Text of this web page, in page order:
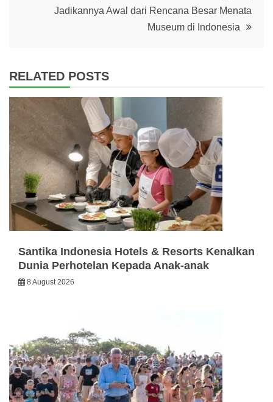
Jadikannya Awal dari Rencana Besar Menata
Museum di Indonesia
RELATED POSTS
Santika Indonesia Hotels & Resorts Kenalkan
Dunia Perhotelan Kepada Anak-anak
8 August 2026